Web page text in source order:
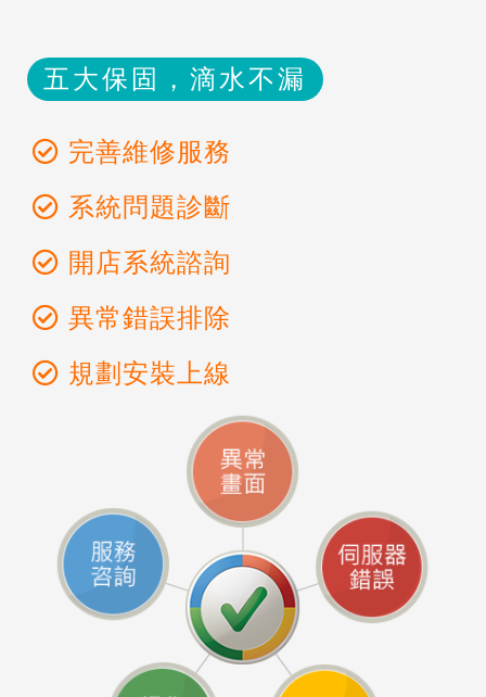
五大保固，滴水不漏
完善維修服務
系統問題診斷
開店系統諮詢
異常錯誤排除
規劃安裝上線